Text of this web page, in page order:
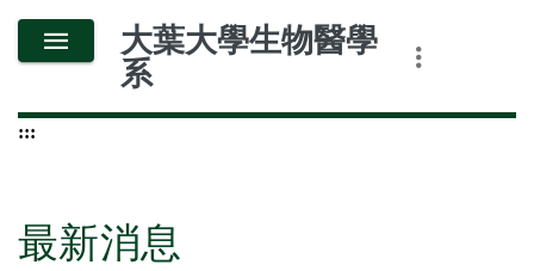
跳
要
內
大葉大學生物醫學
系
:::
最新消息